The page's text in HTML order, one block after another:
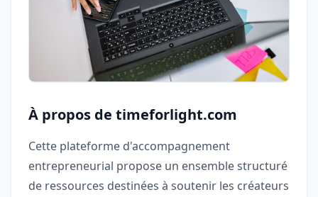
À propos de timeforlight.com
Cette plateforme d'accompagnement
entrepreneurial propose un ensemble structuré
de ressources destinées à soutenir les créateurs